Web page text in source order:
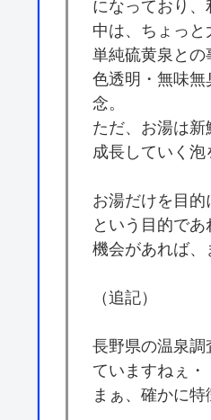
になっており、
中は、ちょっと
単純硫黄泉との
色透明・無味
念。
ただ、お湯は新
成長していく泡
お湯だけを目
という目的であ
機会があれば、
（追記）
長野県の温泉調
ていますねぇ・
まぁ、確かに